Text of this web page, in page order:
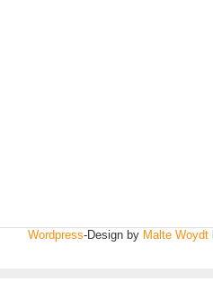
Wordpress-Design by Malte Woydt